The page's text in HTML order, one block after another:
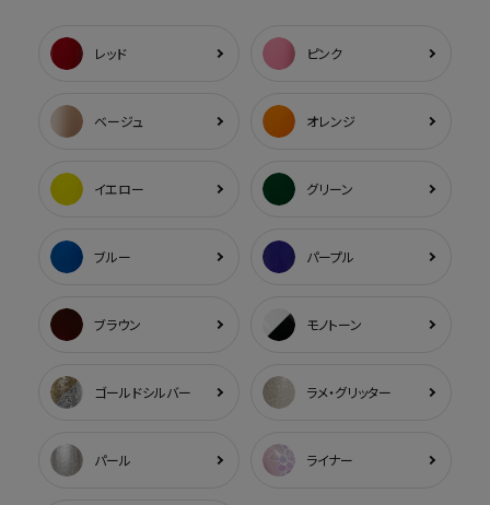
レッド ピンク
ベージュ オレンジ
イエロー グリーン
ブルー パープル
ブラウン モノトーン
ゴールドシルバー ラメ・グリッター
パール ライナー